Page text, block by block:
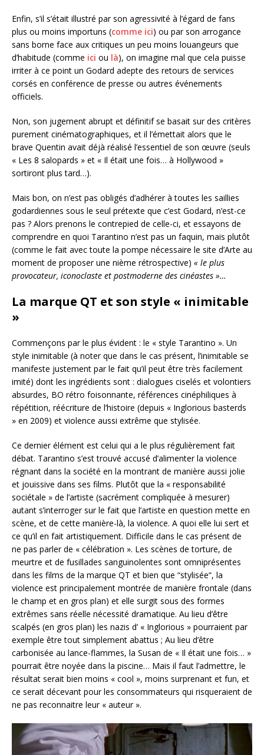
Enfin, s’il s’était illustré par son agressivité à l’égard de fans
plus ou moins importuns (comme ici) ou par son arrogance
sans borne face aux critiques un peu moins louangeurs que
d’habitude (comme ici ou là), on imagine mal que cela puisse
irriter à ce point un Godard adepte des retours de services
corsés en conférence de presse ou autres événements
officiels.
Non, son jugement abrupt et définitif se basait sur des critères
purement cinématographiques, et il l’émettait alors que le
brave Quentin avait déjà réalisé l’essentiel de son œuvre (seuls
« Les 8 salopards » et « Il était une fois… à Hollywood »
sortiront plus tard…).
Mais bon, on n’est pas obligés d’adhérer à toutes les saillies
godardiennes sous le seul prétexte que c’est Godard, n’est-ce
pas ? Alors prenons le contrepied de celle-ci, et essayons de
comprendre en quoi Tarantino n’est pas un faquin, mais plutôt
(comme le fait avec toute la pompe nécessaire le site d’Arte au
moment de proposer une nième rétrospective) « le plus
provocateur, iconoclaste et postmoderne des cinéastes »…
La marque QT et son style « inimitable
»
Commençons par le plus évident : le « style Tarantino ». Un
style inimitable (à noter que dans le cas présent, l’inimitable se
manifeste justement par le fait qu’il peut être très facilement
imité) dont les ingrédients sont : dialogues ciselés et volontiers
absurdes, BO rétro foisonnante, références cinéphiliques à
répétition, réécriture de l’histoire (depuis « Inglorious basterds
» en 2009) et violence aussi extrême que stylisée.
Ce dernier élément est celui qui a le plus régulièrement fait
débat. Tarantino s’est trouvé accusé d’alimenter la violence
régnant dans la société en la montrant de manière aussi jolie
et jouissive dans ses films. Plutôt que la « responsabilité
sociétale » de l’artiste (sacrément compliquée à mesurer)
autant s’interroger sur le fait que l’artiste en question mette en
scène, et de cette manière-là, la violence. A quoi elle lui sert et
ce qu’il en fait artistiquement. Difficile dans le cas présent de
ne pas parler de « célébration ». Les scènes de torture, de
meurtre et de fusillades sanguinolentes sont omniprésentes
dans les films de la marque QT et bien que “stylisée“, la
violence est principalement montrée de manière frontale (dans
le champ et en gros plan) et elle surgit sous des formes
extrêmes sans réelle nécessité dramatique. Au lieu d’être
scalpés (en gros plan) les nazis d’ « Inglorious » pourraient par
exemple être tout simplement abattus ; Au lieu d’être
carbonisée au lance-flammes, la Susan de « Il était une fois… »
pourrait être noyée dans la piscine… Mais il faut l’admettre, le
résultat serait bien moins « cool », moins surprenant et fun, et
ce serait décevant pour les consommateurs qui risqueraient de
ne pas reconnaitre leur « auteur ».